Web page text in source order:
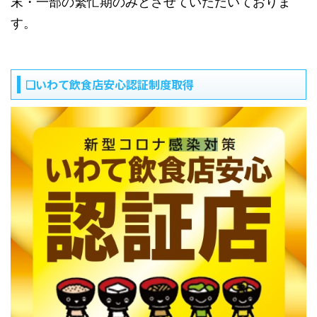
す。
❏いわて飲食店安心認証制度取得